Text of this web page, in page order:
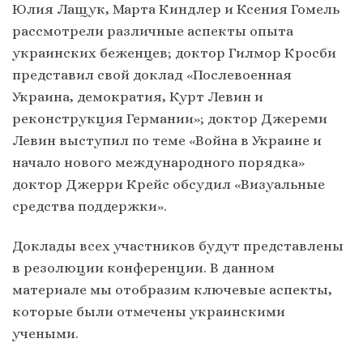
Юлия Лащук, Марта Киндлер и Ксения Гомель
рассмотрели различные аспекты опыта
украинских беженцев; доктор Гилмор Кросби
представил свой доклад «Послевоенная
Украина, демократия, Курт Левин и
реконструкция Германии»; доктор Джереми
Левин выступил по теме «Война в Украине и
начало нового международного порядка»
доктор Джерри Крейс обсудил «Визуальные
средства поддержки».
Доклады всех участников будут представлены
в резолюции конференции. В данном
материале мы отобразим ключевые аспекты,
которые были отмечены украинскими
учеными.